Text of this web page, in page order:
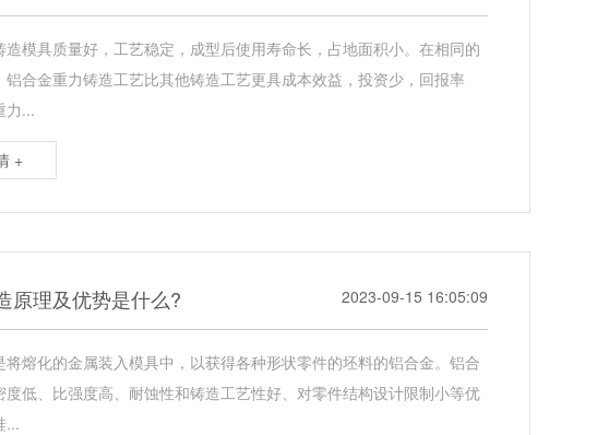
造模具质量好，工艺稳定，成型后使用寿命长，占地面积小。在相同的
铝合金重力铸造工艺比其他铸造工艺更具成本效益，投资少，回报率
力...
+
原理及优势是什么? 2023-09-15 16:05:09
将熔化的金属装入模具中，以获得各种形状零件的坯料的铝合金。铝合
度低、比强度高、耐蚀性和铸造工艺性好、对零件结构设计限制小等优
...